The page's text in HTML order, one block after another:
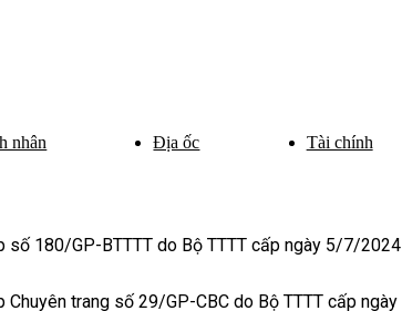
nhân Địa ốc Tài chính
số 180/GP-BTTTT do Bộ TTTT cấp ngày 5/7/2024
Chuyên trang số 29/GP-CBC do Bộ TTTT cấp ngày